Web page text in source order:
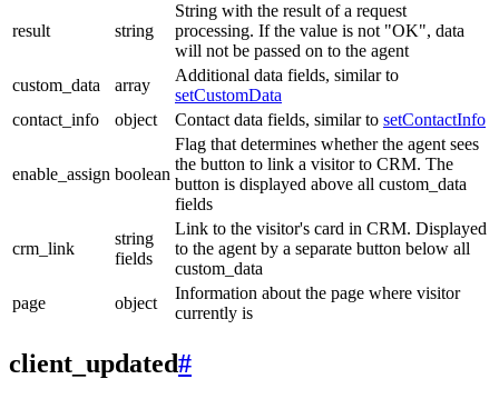
result string
String with the result of a request
processing. If the value is not "OK", data
will not be passed on to the agent
custom_data
array
Additional data fields, similar to
setCustomData
contact_info
object Contact data fields, similar to setContactInfo
enable_assign boolean
Flag that determines whether the agent sees
the button to link a visitor to CRM. The
button is displayed above all custom_data
fields
crm_link
string
fields
Link to the visitor's card in CRM. Displayed
to the agent by a separate button below all
custom_data
page
object
Information about the page where visitor
currently is
client_updated#